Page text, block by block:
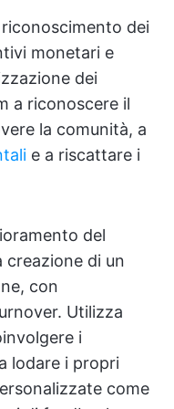
dei
monetari e
dei
a riconoscere il
la comunità, a
e a riscattare i
del
creazione di un
con
Utilizza
i
lodare i propri
come